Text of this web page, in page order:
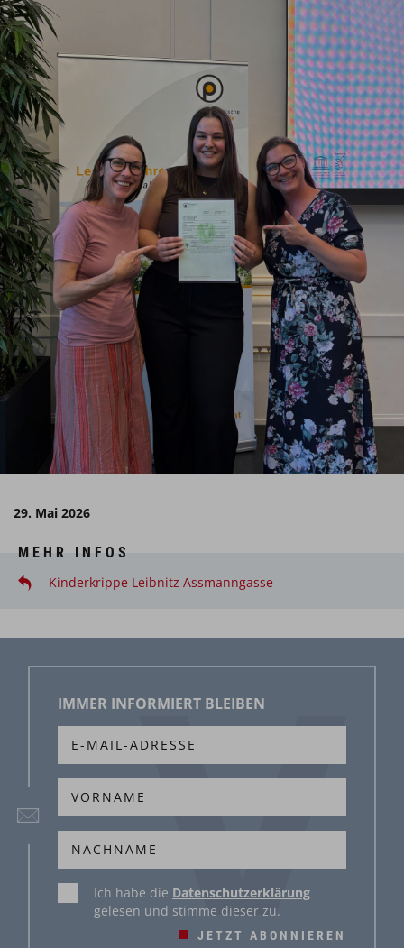
29. Mai 2026
MEHR INFOS
Kinderkrippe Leibnitz Assmanngasse
IMMER INFORMIERT BLEIBEN
JETZT ABONNIEREN
Ich habe die Datenschutzerklärung
gelesen und stimme dieser zu.